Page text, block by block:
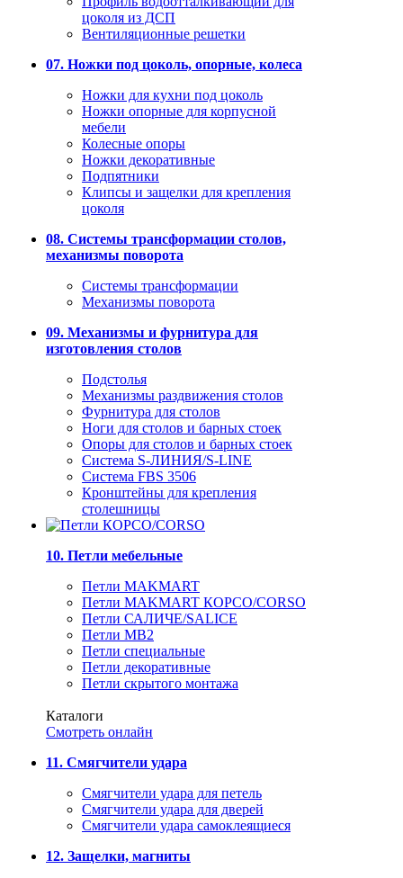
цоколя из ДСП
Вентиляционные решетки
07. Ножки под цоколь, опорные, колеса
Ножки для кухни под цоколь
Ножки опорные для корпусной
мебели
Колесные опоры
Ножки декоративные
Подпятники
Клипсы и защелки для крепления
цоколя
08. Системы трансформации столов,
механизмы поворота
Системы трансформации
Механизмы поворота
09. Механизмы и фурнитура для
изготовления столов
Подстолья
Механизмы раздвижения столов
Фурнитура для столов
Ноги для столов и барных стоек
Опоры для столов и барных стоек
Система S-ЛИНИЯ/S-LINE
Система FBS 3506
Кронштейны для крепления
столешницы
10. Петли мебельные
Петли MAKMART
Петли MAKMART КОРСО/CORSO
Петли САЛИЧЕ/SALICE
Петли MB2
Петли специальные
Петли декоративные
Петли скрытого монтажа
Каталоги
Смотреть онлайн
11. Смягчители удара
Смягчители удара для петель
Смягчители удара для дверей
Cмягчители удара самоклеящиеся
12. Защелки, магниты